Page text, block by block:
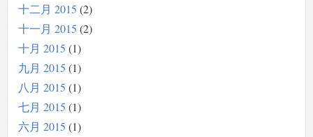
十二月 2015 2
十一月 2015 2
十月 2015 1
九月 2015 1
八月 2015 1
七月 2015 1
六月 2015 1